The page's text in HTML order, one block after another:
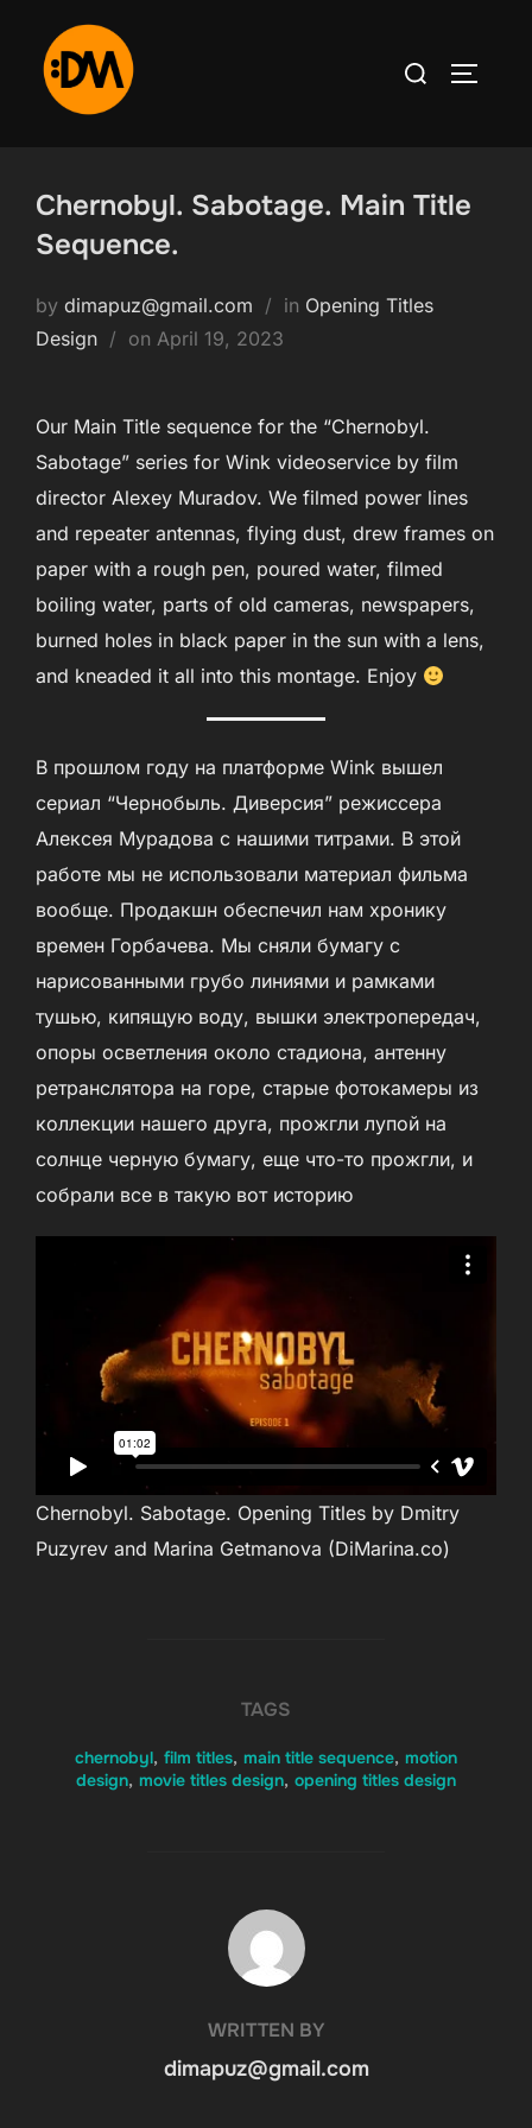
content
Search
Chernobyl. Sabotage. Main Title
Sequence.
by dimapuz@gmail.com in Opening Titles
Design
on Posted
April 19, 2023
Our Main Title sequence for the “Chernobyl.
Sabotage” series for Wink videoservice by film
director Alexey Muradov. We filmed power lines
and repeater antennas, flying dust, drew frames on
paper with a rough pen, poured water, filmed
boiling water, parts of old cameras, newspapers,
burned holes in black paper in the sun with a lens,
and kneaded it all into this montage. Enjoy
В прошлом году на платформе Wink вышел
сериал “Чернобыль. Диверсия” режиссера
Алексея Мурадова с нашими титрами. В этой
работе мы не использовали материал фильма
вообще. Продакшн обеспечил нам хронику
времен Горбачева. Мы сняли бумагу с
нарисованными грубо линиями и рамками
тушью, кипящую воду, вышки электропередач,
опоры осветления около стадиона, антенну
ретранслятора на горе, старые фотокамеры из
коллекции нашего друга, прожгли лупой на
солнце черную бумагу, еще что-то прожгли, и
собрали все в такую вот историю
Chernobyl. Sabotage. Opening Titles by Dmitry
Puzyrev and Marina Getmanova (DiMarina.co)
TAGS
chernobyl, film titles, main title sequence, motion
design, movie titles design, opening titles design
POST AUTHOR
WRITTEN BY
dimapuz@gmail.com